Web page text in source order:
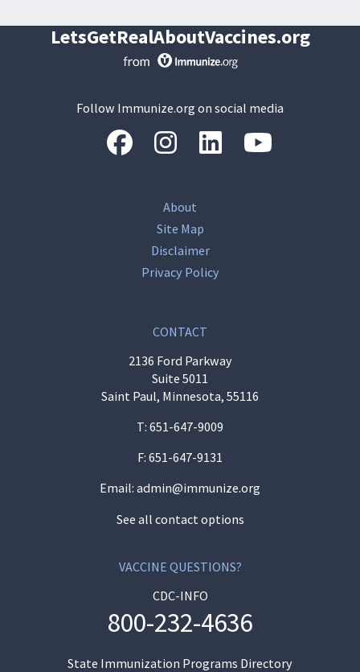
LetsGetRealAboutVaccines.org
Follow Immunize.org on social media
“Facebook“Instagram“LinkedIn
About
Site Map
Disclaimer
Privacy Policy
CONTACT
2136 Ford Parkway
Suite 5011
Saint Paul, Minnesota, 55116
T: 651-647-9009
F: 651-647-9131
Email: admin@immunize.org
See all contact options
VACCINE QUESTIONS?
CDC-INFO
800-232-4636
State Immunization Programs Directory